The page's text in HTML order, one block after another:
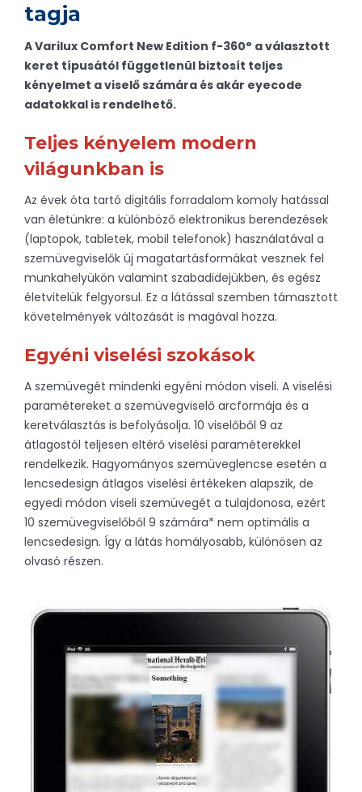
tagja
A Varilux Comfort New Edition f-360° a választott
keret típusától függetlenül biztosít teljes
kényelmet a viselő számára és akár eyecode
adatokkal is rendelhető.
Teljes kényelem modern
világunkban is
Az évek óta tartó digitális forradalom komoly hatással
van életünkre: a különböző elektronikus berendezések
(laptopok, tabletek, mobil telefonok) használatával a
szemüvegviselők új magatartásformákat vesznek fel
munkahelyükön valamint szabadidejükben, és egész
életvitelük felgyorsul. Ez a látással szemben támasztott
követelmények változását is magával hozza.
Egyéni viselési szokások
A szemüvegét mindenki egyéni módon viseli. A viselési
paramétereket a szemüvegviselő arcformája és a
keretválasztás is befolyásolja. 10 viselőből 9 az
átlagostól teljesen eltérő viselési paraméterekkel
rendelkezik. Hagyományos szemüveglencse esetén a
lencsedesign átlagos viselési értékeken alapszik, de
egyedi módon viseli szemüvegét a tulajdonosa, ezért
10 szemüvegviselőből 9 számára* nem optimális a
lencsedesign. Így a látás homályosabb, különösen az
olvasó részen.